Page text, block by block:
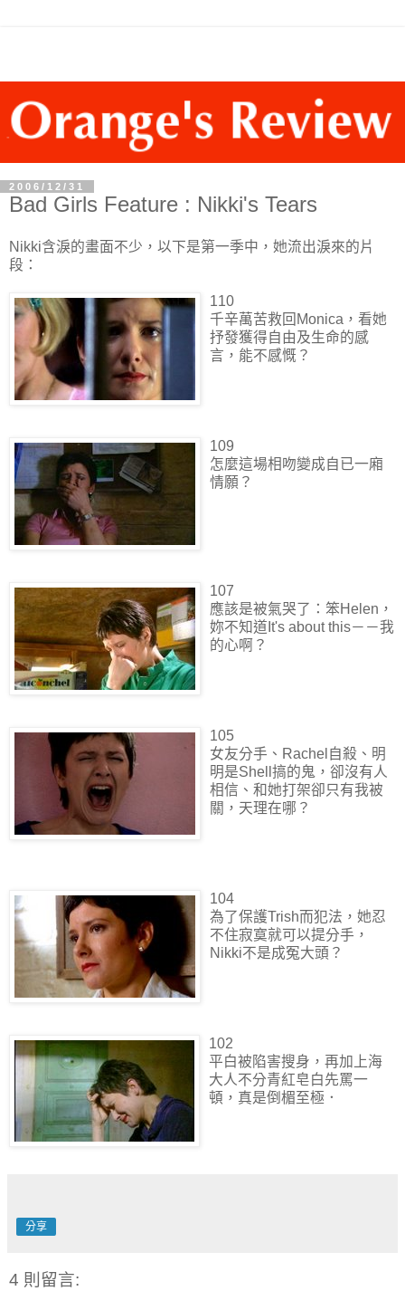
2006/12/31
Bad Girls Feature : Nikki's Tears
Nikki含淚的畫面不少，以下是第一季中，她流出淚來的片
段：
110
千辛萬苦救回Monica，看她
抒發獲得自由及生命的感
言，能不感慨？
109
怎麼這場相吻變成自已一廂
情願？
107
應該是被氣哭了：笨Helen，
妳不知道It's about this－－我
的心啊？
105
女友分手、Rachel自殺、明
明是Shell搞的鬼，卻沒有人
相信、和她打架卻只有我被
關，天理在哪？
104
為了保護Trish而犯法，她忍
不住寂寞就可以提分手，
Nikki不是成冤大頭？
102
平白被陷害搜身，再加上海
大人不分青紅皂白先罵一
頓，真是倒楣至極．
分享
4 則留言: